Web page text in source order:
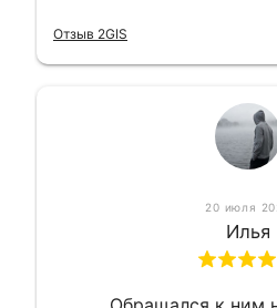
Отзыв 2GIS
20 июля
Илья